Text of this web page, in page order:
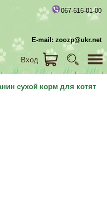
067-616-01-00
E-mail: zoozp@ukr.net
Вход
сухой корм для котят